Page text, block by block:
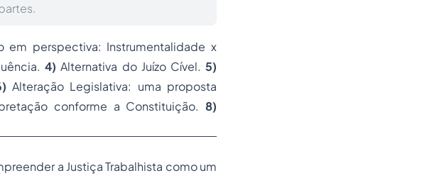
em perspectiva: Instrumentalidade x
4) Alternativa do Juízo Cível.5)
Alteração Legislativa: uma proposta
conforme a Constituição.8)
a Justiça Trabalhista como um